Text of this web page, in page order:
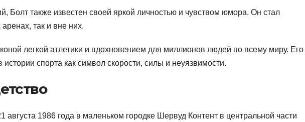
Болт также известен своей яркой личностью и чувством юмора. Он стал
так и вне них.
легкой атлетики и вдохновением для миллионов людей по всему миру. Его
спорта как символ скорости, силы и неуязвимости.
августа 1986 года в маленьком городке Шервуд Контент в центральной части